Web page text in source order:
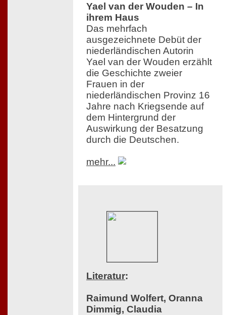
Yael van der Wouden – In
ihrem Haus
Das mehrfach
ausgezeichnete Debüt der
niederländischen Autorin
Yael van der Wouden erzählt
die Geschichte zweier
Frauen in der
niederländischen Provinz 16
Jahre nach Kriegsende auf
dem Hintergrund der
Auswirkung der Besatzung
durch die Deutschen.
mehr...
Literatur:
Raimund Wolfert, Oranna
Dimmig, Claudia